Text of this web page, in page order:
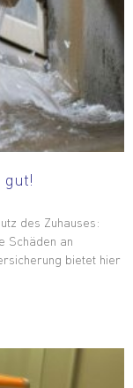
gut!
des Zuhauses:
Schäden an
bietet hier